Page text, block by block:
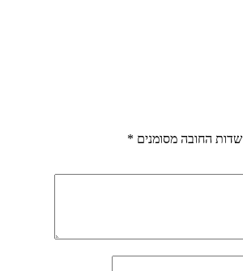
שדות החובה מסומנים *